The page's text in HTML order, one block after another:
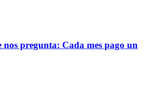
nos pregunta: Cada mes pago un